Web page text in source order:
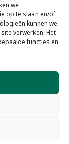
we
op te slaan en/of
kunnen we
verwerken. Het
functies en